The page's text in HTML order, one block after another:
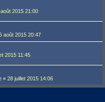
2015 21:00
août 2015 20:47
2015 11:45
« 28 juillet 2015 14:06